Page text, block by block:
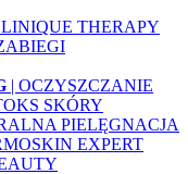
THERAPY
| OCZYSZCZANIE
SKÓRY
PIELĘGNACJA
EXPERT